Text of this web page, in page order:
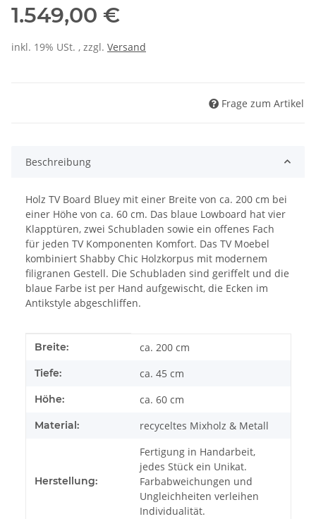
1.549,00 €
inkl. 19% USt. , zzgl. Versand
Frage zum Artikel
Beschreibung
Holz TV Board Bluey mit einer Breite von ca. 200 cm bei
einer Höhe von ca. 60 cm. Das blaue Lowboard hat vier
Klapptüren, zwei Schubladen sowie ein offenes Fach
für jeden TV Komponenten Komfort. Das TV Moebel
kombiniert Shabby Chic Holzkorpus mit modernem
filigranen Gestell. Die Schubladen sind geriffelt und die
blaue Farbe ist per Hand aufgewischt, die Ecken im
Antikstyle abgeschliffen.
Produkteigenschaft
Wert
Breite: ca. 200 cm
Tiefe: ca. 45 cm
Höhe: ca. 60 cm
Material: recyceltes Mixholz & Metall
Herstellung:
Fertigung in Handarbeit,
jedes Stück ein Unikat.
Farbabweichungen und
Ungleichheiten verleihen
Individualität.